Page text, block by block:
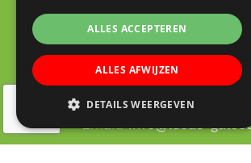
Contact
RK Basisschool Lucas
Aert de Gelderhage 1
3437 KB Nieuwegein
030 – 60 377 49
Email:info@lucas-
ALLES ACCEPTEREN
ALLES AFWIJZEN
DETAILS WEERGEVEN